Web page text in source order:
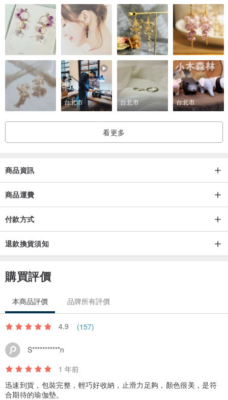
極小氣孔造就最彈的表面
Tumaz使用精細技術以及嚴格控管所發泡而成的細小氣孔，決定了瑜
珈墊無可比擬的回彈力。
熱覆技術 接合環保健康
一般雙面瑜珈墊皆用膠水來做接合，而劣質膠水中含有苯類、酚類、
酮類等多種有毒物質，可能散發至空氣中危害健康，而Tumaz使用熱
使用仿生技術，提供防滑保護
仿生面膜彷指紋的紋路，做出如指頭般的花紋，讓使用時達到最好的
自家工廠生產，拒絕淘寶貨
本產品為自家品牌工廠生產，"非"淘寶帶回台販售，品質有保障。
保養維護
● 剛收到可能會有些許天然橡膠的氣味，其為正常現象，可以酒精噴
● TPE墊子不用的時候捲起來用背帶綁好，或者平鋪放置收好。請勿
摺疊，否則會出現摺痕，嚴重的話可能導致裂開
● 請勿讓太陽直曬瑜伽墊，否則將加速材質的老化
TPE瑜伽墊的清潔
1.清水或淡肥皂水，以及柔軟乾淨的抹布，切勿使用刷子等較硬的工
具。
台北市 台北市 台北市
看更多
商品資訊
商品運費
付款方式
退款換貨須知
購買評價
本商品評價 品牌所有評價
4.9 (157)
S***********n
1 年前
迅速到貨，包裝完整，輕巧好收納，止滑力足夠，顏色很美，是符
合期待的瑜伽墊。